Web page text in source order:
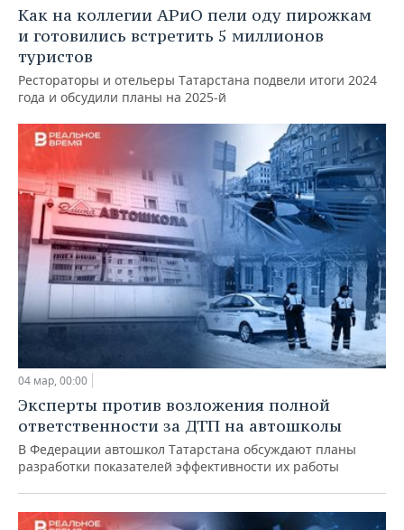
Как на коллегии АРиО пели оду пирожкам
и готовились встретить 5 миллионов
туристов
Рестораторы и отельеры Татарстана подвели итоги 2024
года и обсудили планы на 2025-й
04 мар, 00:00
Эксперты против возложения полной
ответственности за ДТП на автошколы
В Федерации автошкол Татарстана обсуждают планы
разработки показателей эффективности их работы